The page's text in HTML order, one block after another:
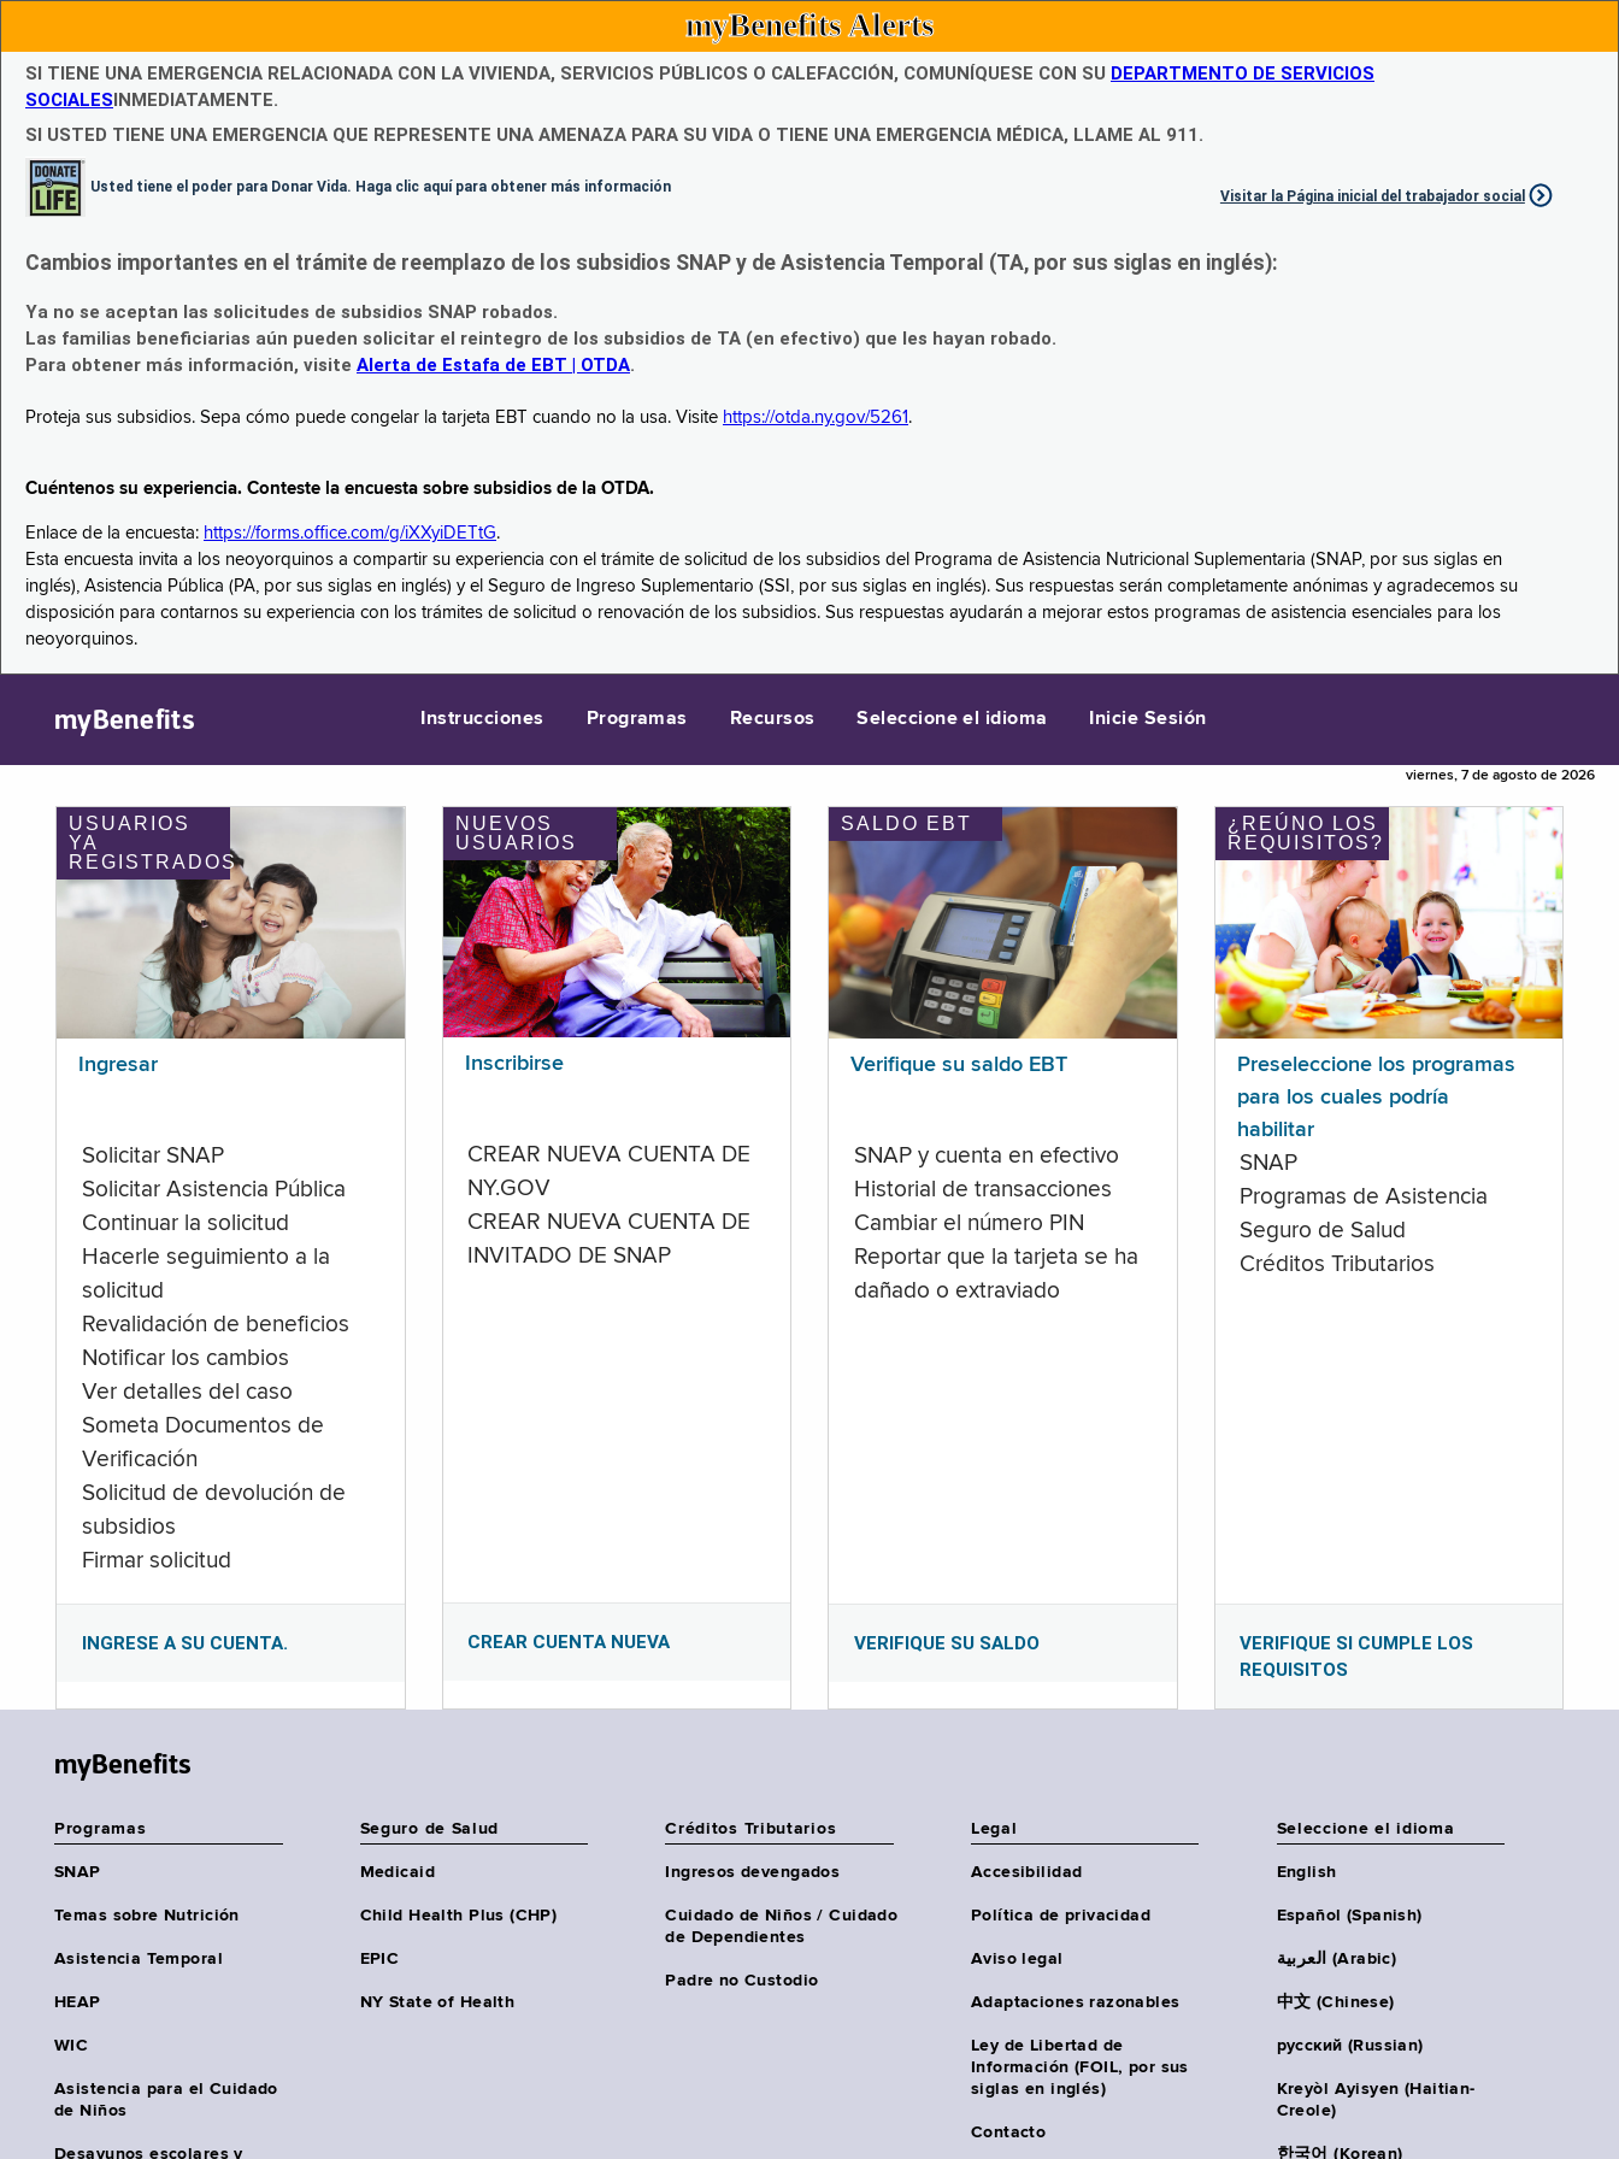
myBenefits Alerts
SI TIENE UNA EMERGENCIA RELACIONADA CON LA VIVIENDA, SERVICIOS PÚBLICOS O CALEFACCIÓN, COMUNÍQUESE CON SU DEPARTMENTO DE SERVICIOS
SOCIALESINMEDIATAMENTE.
SI USTED TIENE UNA EMERGENCIA QUE REPRESENTE UNA AMENAZA PARA SU VIDA O TIENE UNA EMERGENCIA MÉDICA, LLAME AL 911.
Usted tiene el poder para Donar Vida. Haga clic aquí para obtener más información
Visitar la Página inicial del trabajador social
Cambios importantes en el trámite de reemplazo de los subsidios SNAP y de Asistencia Temporal (TA, por sus siglas en inglés):
Ya no se aceptan las solicitudes de subsidios SNAP robados.
Las familias beneficiarias aún pueden solicitar el reintegro de los subsidios de TA (en efectivo) que les hayan robado.
Para obtener más información, visite Alerta de Estafa de EBT | OTDA.
Proteja sus subsidios. Sepa cómo puede congelar la tarjeta EBT cuando no la usa. Visite https://otda.ny.gov/5261 .
Cuéntenos su experiencia. Conteste la encuesta sobre subsidios de la OTDA.
Enlace de la encuesta: https://forms.office.com/g/iXXyiDETtG.
Esta encuesta invita a los neoyorquinos a compartir su experiencia con el trámite de solicitud de los subsidios del Programa de Asistencia Nutricional Suplementaria (SNAP, por sus siglas en
inglés), Asistencia Pública (PA, por sus siglas en inglés) y el Seguro de Ingreso Suplementario (SSI, por sus siglas en inglés). Sus respuestas serán completamente anónimas y agradecemos su
disposición para contarnos su experiencia con los trámites de solicitud o renovación de los subsidios. Sus respuestas ayudarán a mejorar estos programas de asistencia esenciales para los
neoyorquinos.
myBenefits Instrucciones Programas Recursos Seleccione el idioma Inicie Sesión
viernes, 7 de agosto de 2026
USUARIOS
YA
REGISTRADOS
Ingresar
Solicitar SNAP
Solicitar Asistencia Pública
Continuar la solicitud
Hacerle seguimiento a la
solicitud
Revalidación de beneficios
Notificar los cambios
Ver detalles del caso
Someta Documentos de
Verificación
Solicitud de devolución de
subsidios
Firmar solicitud
INGRESE A SU CUENTA.
NUEVOS
USUARIOS
Inscribirse
CREAR NUEVA CUENTA DE
NY.GOV
CREAR NUEVA CUENTA DE
INVITADO DE SNAP
CREAR CUENTA NUEVA
SALDO EBT
Verifique su saldo EBT
SNAP y cuenta en efectivo
Historial de transacciones
Cambiar el número PIN
Reportar que la tarjeta se ha
dañado o extraviado
VERIFIQUE SU SALDO
¿REÚNO LOS
REQUISITOS?
Preseleccione los programas
para los cuales podría
habilitar
SNAP
Programas de Asistencia
Seguro de Salud
Créditos Tributarios
VERIFIQUE SI CUMPLE LOS
REQUISITOS
myBenefits
Programas
SNAP
Temas sobre Nutrición
Asistencia Temporal
HEAP
WIC
Asistencia para el Cuidado
de Niños
Desayunos escolares y
Seguro de Salud
Medicaid
Child Health Plus (CHP)
EPIC
NY State of Health
Créditos Tributarios
Ingresos devengados
Cuidado de Niños / Cuidado
de Dependientes
Padre no Custodio
Legal
Accesibilidad
Política de privacidad
Aviso legal
Adaptaciones razonables
Ley de Libertad de
Información (FOIL, por sus
siglas en inglés)
Contacto
Seleccione el idioma
English
Español (Spanish)
العربية (Arabic)
中文 (Chinese)
русский (Russian)
Kreyòl Ayisyen (Haitian-
Creole)
한국어 (Korean)